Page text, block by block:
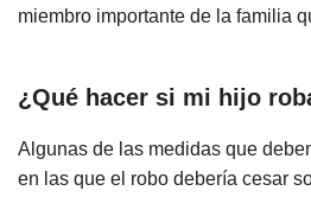
miembro importante de la familia
¿Qué hacer si mi hijo
Algunas de las medidas que
en las que el robo debería cesar